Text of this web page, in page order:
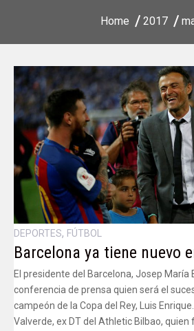
Home 2017
DEPORTES, FÚTBOL
Barcelona ya tiene nuevo
El presidente del Barcelona, Josep
conferencia de prensa quien será el
campeón de la Copa del Rey, Luis
Valverde, ex DT del Athletic Bilbao, quien